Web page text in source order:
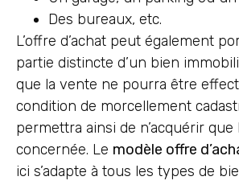
Des bureaux, etc.
L’offre d’achat peut également
partie distincte d’un bien
que la vente ne pourra être
condition de morcellement
permettra ainsi de n’acquérir que
concernée. Le modèle offre
ici s’adapte à tous les types de